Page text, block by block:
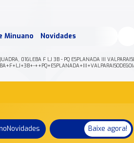
Minuano Novidades
01GLEBA F LJ 3B - PQ ESPLANADA III
Novidades Baixe agora!